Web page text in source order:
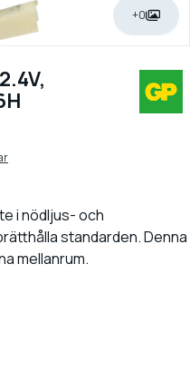
+0
i nödljus- och
standarden. Denna
mellanrum.